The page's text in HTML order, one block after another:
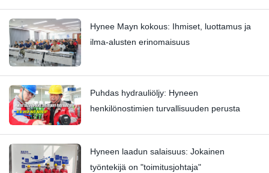
Hynee Mayn kokous: Ihmiset, luottamus ja
ilma-alusten erinomaisuus
Puhdas hydrauliöljy: Hyneen
henkilönostimien turvallisuuden perusta
Hyneen laadun salaisuus: Jokainen
työntekijä on "toimitusjohtaja"